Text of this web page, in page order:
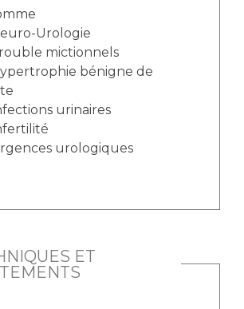
Urologie
mictionnels
urinaires
urologiques
ET